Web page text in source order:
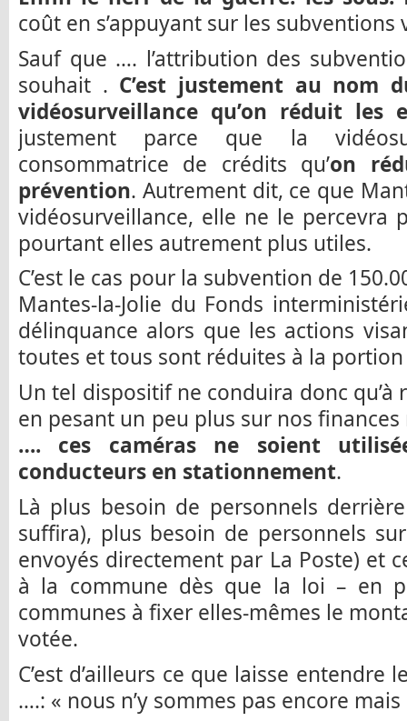
coût en s’appuyant sur les
Sauf que …. l’attribution des
souhait . C’est justement au nom
vidéosurveillance qu’on réduit les
justement parce que la
consommatrice de crédits qu’on
prévention. Autrement dit, ce que
vidéosurveillance, elle ne le percevra
pourtant elles autrement plus utiles.
C’est le cas pour la subvention de
Mantes-la-Jolie du Fonds
délinquance alors que les actions
toutes et tous sont réduites à la
Un tel dispositif ne conduira donc qu’à
en pesant un peu plus sur nos
…. ces caméras ne soient
conducteurs en stationnement.
Là plus besoin de personnels
suffira), plus besoin de personnels
envoyés directement par La Poste) et
à la commune dès que la loi – en
communes à fixer elles-mêmes le
votée.
C’est d’ailleurs ce que laisse entendre
….: « nous n’y sommes pas encore